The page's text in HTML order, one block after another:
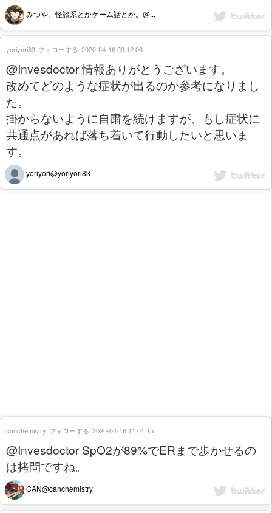
みつや。怪談系とかゲーム話とか。@...
@Invesdoctor 情報ありがとうございます。
改めてどのような症状が出るのか参考になりまし
た。
掛からないように自粛を続けますが、もし症状に
共通点があれば落ち着いて行動したいと思いま
す。
yoriyori@yoriyori83
yoriyori83 フォローする 2020-04-16 09:12:06
@Invesdoctor SpO2が89%でERまで歩かせるの
は拷問ですね。
CAN@canchemistry
canchemistry フォローする 2020-04-16 11:01:15